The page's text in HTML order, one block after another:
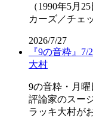
（1990年5月
カーズ／チェ
2026/7/27
『9の音粋』
大村
9の音粋・月
評論家のスー
ラッキ大村が